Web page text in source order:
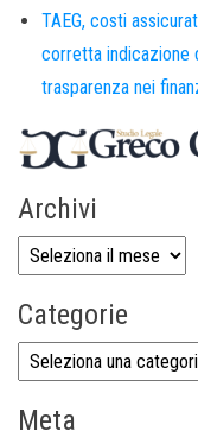
TAEG, costi
corretta indicazione
trasparenza nei
Archivi
Categorie
Meta